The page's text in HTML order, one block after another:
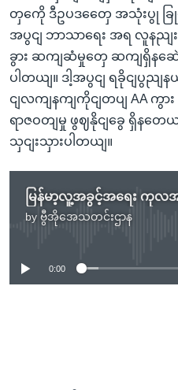
တှကေို ဒီဥပဒတှေေ အသုံးပွု ခ
အပွငျ ဘာသာရေး အရ လူနည
ခွား ဆကျဆံမှုတှေ ဆကျရှိနဆ
ပါတယျ။ ဒါ့အပွငျ ရခိုငျပွညျ
ငျလကျနကျကိုငျတပျ AA
ရာဇဝတျမှု ဖွဈနိုငျခွေ ရှိနတ
သှငျးသှားပါတယျ။
by ဗွီအိုအေသတင်းဌာန
No media
0:00